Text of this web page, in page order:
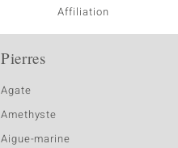
Affiliation
Pierres
Agate
Amethyste
Aigue-marine